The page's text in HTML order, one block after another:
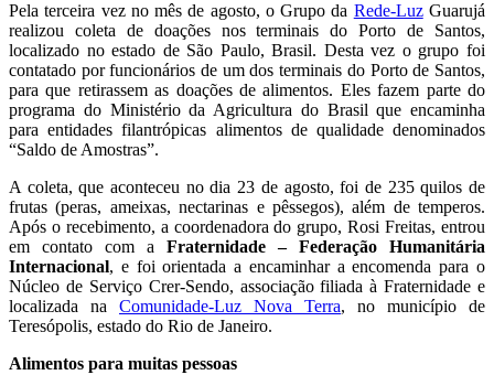
Pela terceira vez no mês de agosto, o Grupo da Rede-LuzGuarujá
realizou coleta de doações nos terminais do Porto de Santos,
localizado no estado de São Paulo, Brasil. Desta vez o grupo foi
contatado por funcionários de um dos terminais do Porto de Santos,
para que retirassem as doações de alimentos. Eles fazem parte do
programa do Ministério da Agricultura do Brasil que encaminha
para entidades filantrópicas alimentos de qualidade denominados
“Saldo de Amostras”.
A coleta, que aconteceu no dia 23 de agosto, foi de 235 quilos de
frutas (peras, ameixas, nectarinas e pêssegos), além de temperos.
Após o recebimento, a coordenadora do grupo, Rosi Freitas, entrou
em contato com a Fraternidade – Federação Humanitária
Internacional, e foi orientada a encaminhar a encomenda para o
Núcleo de Serviço Crer-Sendo, associação filiada à Fraternidade e
localizada na Comunidade-Luz Nova Terra, no município de
Teresópolis, estado do Rio de Janeiro.
Alimentos para muitas pessoas